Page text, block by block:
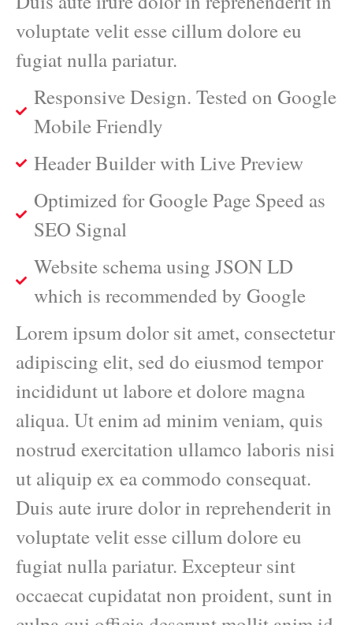
voluptate velit esse cillum dolore eu
fugiat nulla pariatur.
Responsive Design. Tested on Google
Mobile Friendly
Header Builder with Live Preview
Optimized for Google Page Speed as
SEO Signal
Website schema using JSON LD
which is recommended by Google
Lorem ipsum dolor sit amet, consectetur
adipiscing elit, sed do eiusmod tempor
incididunt ut labore et dolore magna
aliqua. Ut enim ad minim veniam, quis
nostrud exercitation ullamco laboris nisi
ut aliquip ex ea commodo consequat.
Duis aute irure dolor in reprehenderit in
voluptate velit esse cillum dolore eu
fugiat nulla pariatur. Excepteur sint
occaecat cupidatat non proident, sunt in